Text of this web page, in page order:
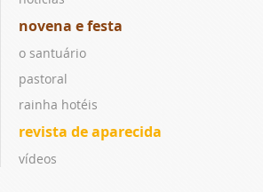
novena e festa
o santuário
pastoral
rainha hotéis
revista de aparecida
vídeos